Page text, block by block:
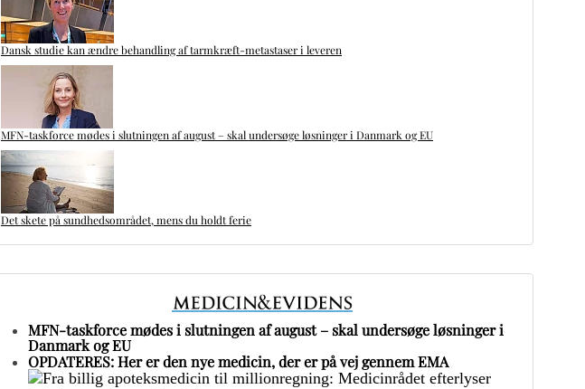
Dansk studie kan ændre behandling af tarmkræft-metastaser i leveren
MFN-taskforce mødes i slutningen af august – skal undersøge løsninger i Danmark og EU
Det skete på sundhedsområdet, mens du holdt ferie
MFN-taskforce mødes i slutningen af august – skal undersøge løsninger i
Danmark og EU
OPDATERES: Her er den nye medicin, der er på vej gennem EMA